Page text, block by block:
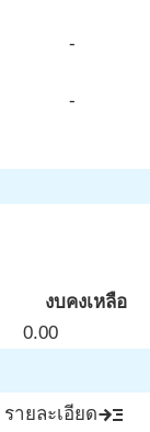
-
-
งบคงเหลือ
0.00
รายละเอียดread_more